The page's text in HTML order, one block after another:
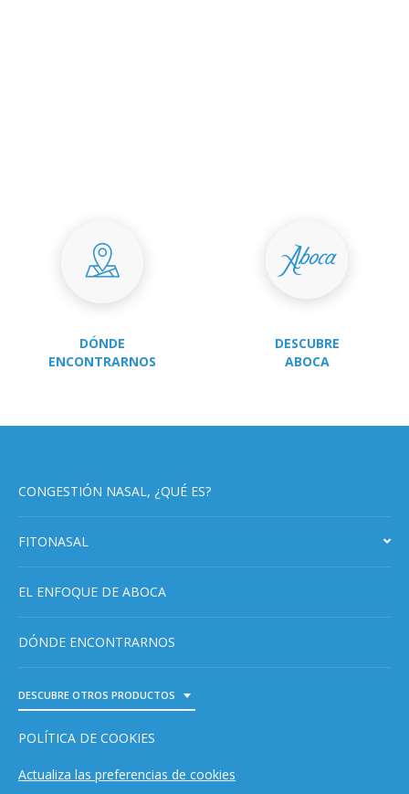
DÓNDE
ENCONTRARNOS
DESCUBRE
ABOCA
CONGESTIÓN NASAL, ¿QUÉ ES?
FITONASAL
EL ENFOQUE DE ABOCA
DÓNDE ENCONTRARNOS
DESCUBRE OTROS PRODUCTOS
TOGGLE DROPDOWN
POLÍTICA DE COOKIES
Actualiza las preferencias de cookies